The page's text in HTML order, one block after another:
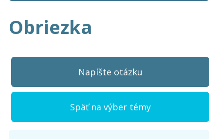
Obriezka
Napíšte otázku
Späť na výber témy